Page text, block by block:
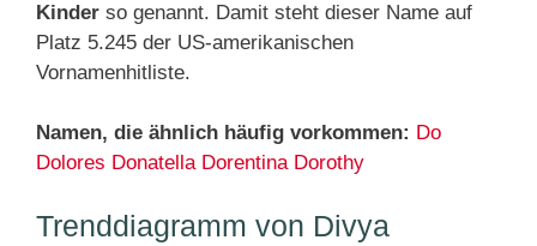
Kinder so genannt. Damit steht dieser Name auf
Platz 5.245 der US-amerikanischen
Vornamenhitliste.
Namen, die ähnlich häufig vorkommen: Do
Dolores Donatella Dorentina Dorothy
Trenddiagramm von Divya